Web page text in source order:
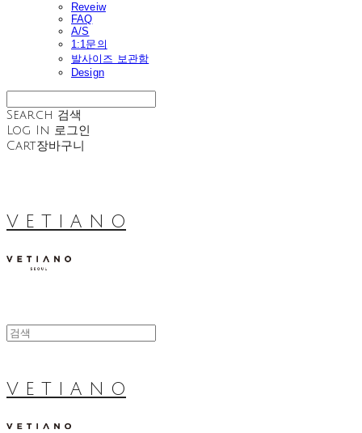
Reveiw
FAQ
A/S
1:1문의
발사이즈 보관함
Design
Search 검색
Log In 로그인
Cart장바구니
V E T I A N O
V E T I A N O